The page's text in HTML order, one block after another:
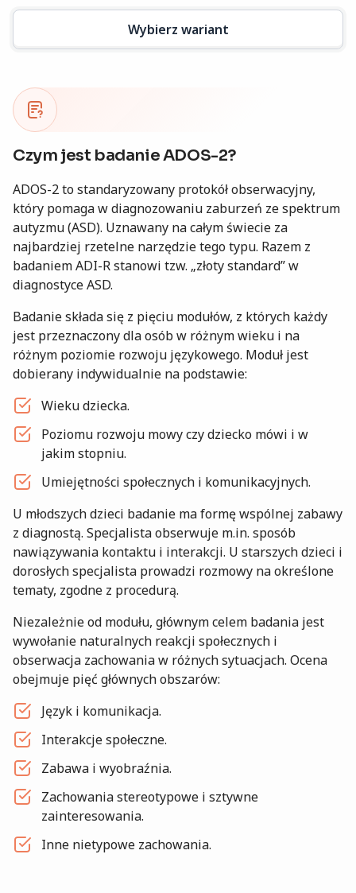
Wybierz wariant
Czym jest badanie ADOS-2?
ADOS-2 to standaryzowany protokół obserwacyjny,
który pomaga w diagnozowaniu zaburzeń ze spektrum
autyzmu (ASD). Uznawany na całym świecie za
najbardziej rzetelne narzędzie tego typu. Razem z
badaniem ADI-R stanowi tzw. „złoty standard” w
diagnostyce ASD.
Badanie składa się z pięciu modułów, z których każdy
jest przeznaczony dla osób w różnym wieku i na
różnym poziomie rozwoju językowego. Moduł jest
dobierany indywidualnie na podstawie:
Wieku dziecka.
Poziomu rozwoju mowy czy dziecko mówi i w
jakim stopniu.
Umiejętności społecznych i komunikacyjnych.
U młodszych dzieci badanie ma formę wspólnej zabawy
z diagnostą. Specjalista obserwuje m.in. sposób
nawiązywania kontaktu i interakcji. U starszych dzieci i
dorosłych specjalista prowadzi rozmowy na określone
tematy, zgodne z procedurą.
Niezależnie od modułu, głównym celem badania jest
wywołanie naturalnych reakcji społecznych i
obserwacja zachowania w różnych sytuacjach. Ocena
obejmuje pięć głównych obszarów:
Język i komunikacja.
Interakcje społeczne.
Zabawa i wyobraźnia.
Zachowania stereotypowe i sztywne
zainteresowania.
Inne nietypowe zachowania.